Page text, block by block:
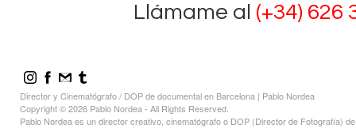
Llámame al (+34) 626
Director y Cinematógrafo / DOP de documental en Barcelona | Pablo Nordea
Copyright © 2026 Pablo Nordea - All Rights Reserved.
Pablo Nordea es un director creativo, cinematógrafo o DOP (Director de Fotografía)